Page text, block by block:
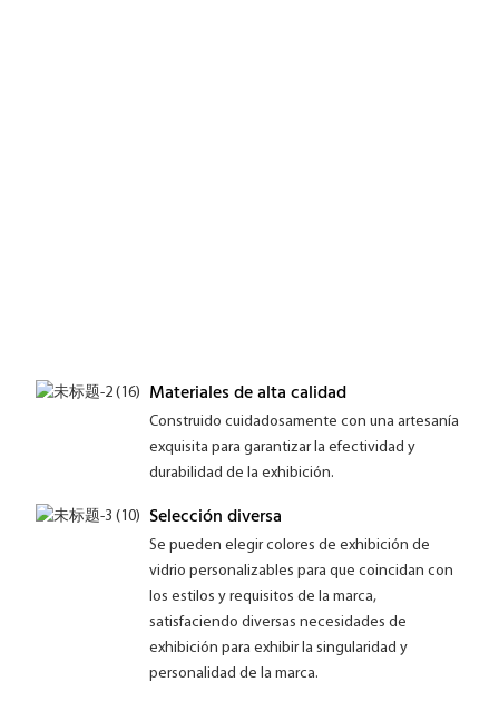
Materiales de alta calidad
Construido cuidadosamente con una artesanía
exquisita para garantizar la efectividad y
durabilidad de la exhibición.
Selección diversa
Se pueden elegir colores de exhibición de
vidrio personalizables para que coincidan con
los estilos y requisitos de la marca,
satisfaciendo diversas necesidades de
exhibición para exhibir la singularidad y
personalidad de la marca.